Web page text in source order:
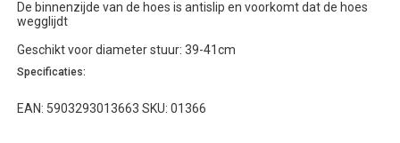
De binnenzijde van de hoes is antislip en voorkomt dat de hoes
wegglijdt
Geschikt voor diameter stuur: 39-41cm
Specificaties:
EAN: 5903293013663 SKU: 01366